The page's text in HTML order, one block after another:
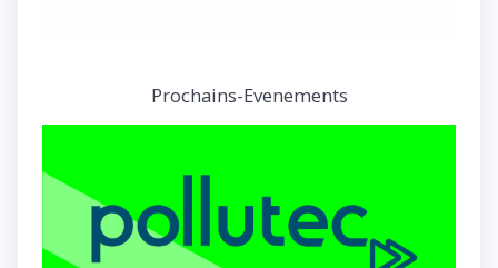
Prochains-Evenements